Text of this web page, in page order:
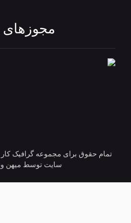
مجوزهای
تمام حقوق برای مجموعه گرافیک
سایت توسط میهن